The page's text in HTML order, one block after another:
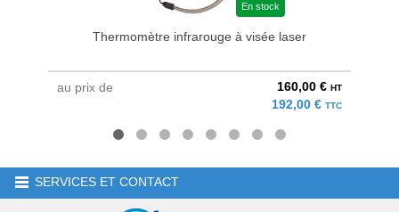
En stock
Thermomètre infrarouge à visée laser
au prix de 160,00 € HT
192,00 € TTC
SERVICES ET CONTACT